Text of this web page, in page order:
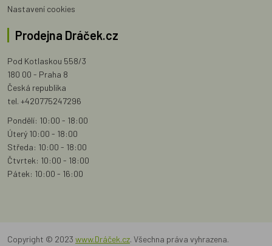
Nastavení cookies
Prodejna Dráček.cz
Pod Kotlaskou 558/3
180 00 - Praha 8
Česká republika
tel. +420775247296
Pondělí: 10:00 - 18:00
Úterý 10:00 - 18:00
Středa: 10:00 - 18:00
Čtvrtek: 10:00 - 18:00
Pátek: 10:00 - 16:00
Copyright © 2023 www.Dráček.cz. Všechna práva vyhrazena.